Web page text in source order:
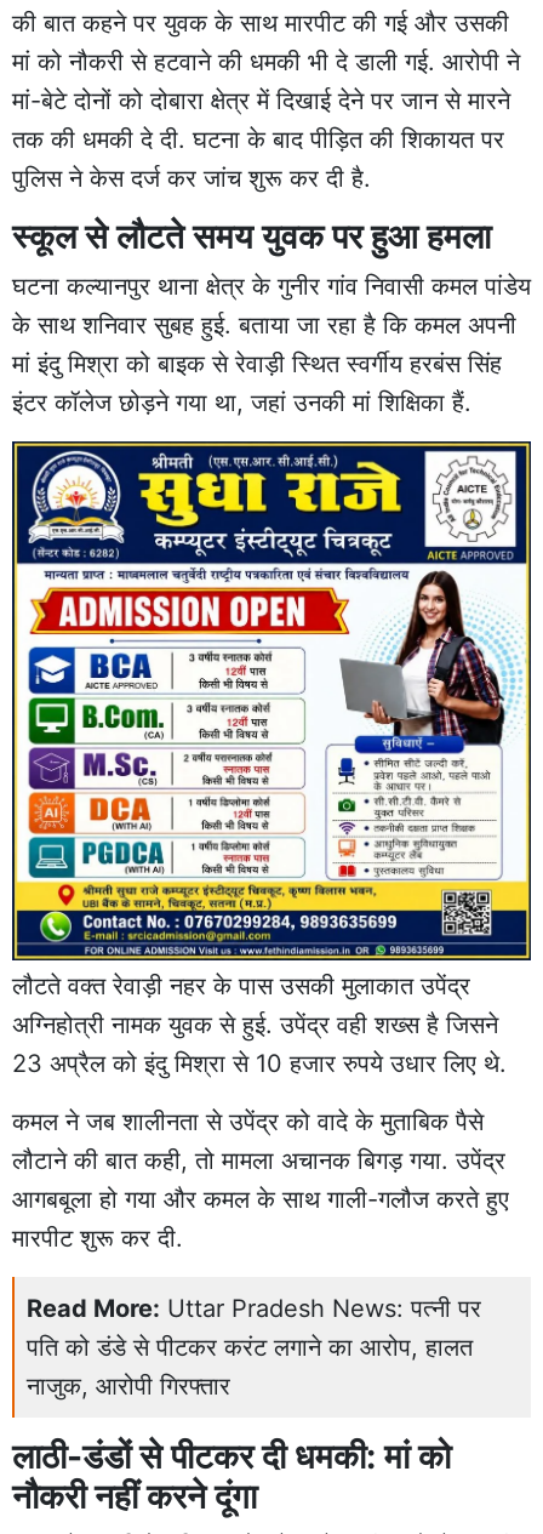
की बात कहने पर युवक के साथ मारपीट की गई और उसकी
मां को नौकरी से हटवाने की धमकी भी दे डाली गई. आरोपी ने
मां-बेटे दोनों को दोबारा क्षेत्र में दिखाई देने पर जान से मारने
तक की धमकी दे दी. घटना के बाद पीड़ित की शिकायत पर
पुलिस ने केस दर्ज कर जांच शुरू कर दी है.
स्कूल से लौटते समय युवक पर हुआ हमला
घटना कल्यानपुर थाना क्षेत्र के गुनीर गांव निवासी कमल पांडेय
के साथ शनिवार सुबह हुई. बताया जा रहा है कि कमल अपनी
मां इंदु मिश्रा को बाइक से रेवाड़ी स्थित स्वर्गीय हरबंस सिंह
इंटर कॉलेज छोड़ने गया था, जहां उनकी मां शिक्षिका हैं.
लौटते वक्त रेवाड़ी नहर के पास उसकी मुलाकात उपेंद्र
अग्निहोत्री नामक युवक से हुई. उपेंद्र वही शख्स है जिसने
23 अप्रैल को इंदु मिश्रा से 10 हजार रुपये उधार लिए थे.
कमल ने जब शालीनता से उपेंद्र को वादे के मुताबिक पैसे
लौटाने की बात कही, तो मामला अचानक बिगड़ गया. उपेंद्र
आगबबूला हो गया और कमल के साथ गाली-गलौज करते हुए
मारपीट शुरू कर दी.
Read More: Uttar Pradesh News: पत्नी पर
पति को डंडे से पीटकर करंट लगाने का आरोप, हालत
नाजुक, आरोपी गिरफ्तार
लाठी-डंडों से पीटकर दी धमकी: मां को
नौकरी नहीं करने दूंगा